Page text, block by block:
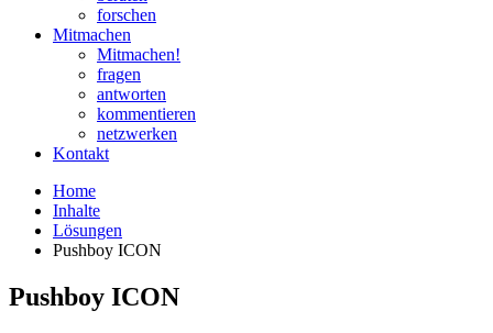
forschen
Mitmachen
Mitmachen!
fragen
antworten
kommentieren
netzwerken
Kontakt
Home
Inhalte
Lösungen
Pushboy ICON
Pushboy ICON